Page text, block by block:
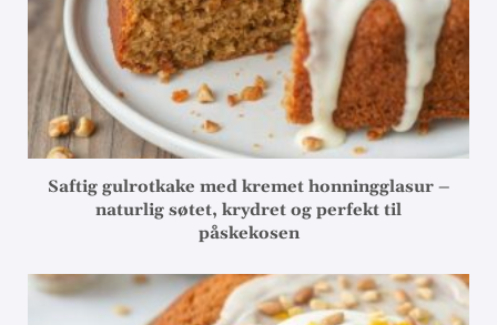
Saftig gulrotkake med kremet honningglasur –
naturlig søtet, krydret og perfekt til
påskekosen